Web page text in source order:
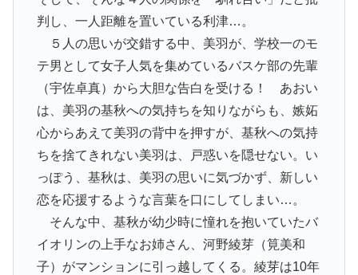
判し、一人距離を置いている利津…。
５人の思いが交錯する中、美羽が、学校一のモ
テ男として女子人気を集めているバスケ部の先輩
（宇佐卓真）から大胆な告白を受ける！ あおい
は、美羽の基秋への気持ちを知りながらも、嫉妬
心からあえて美羽の背中を押すが、基秋への気持
ちを捨てきれない美羽は、戸惑いを隠せない。い
っぽう、基秋は、美羽の思いに気づかず、新しい
恋を応援するような言葉を口にしてしまい…。
そんな中、基秋が幼少時に憧れを抱いていたバ
イオリンの上手なお姉さん、河野綾芽（筧美和
子）がマンションに引っ越してくる。綾芽は10年